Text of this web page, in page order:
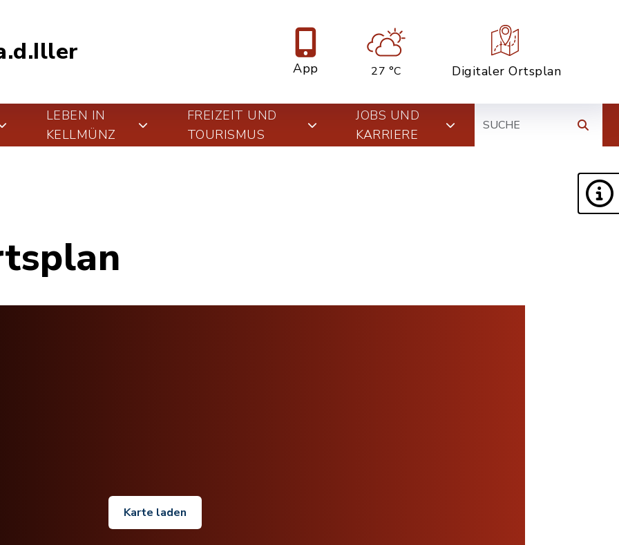
App 27 °C Digitaler Ortsplan
LEBEN IN
KELLMÜNZ
FREIZEIT UND
TOURISMUS
JOBS UND
KARRIERE
Karte laden